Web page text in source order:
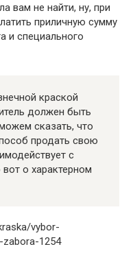
вам не найти, ну, при
приличную сумму
и специального
краской
должен быть
сказать, что
продать свою
с
о характерном
vybor-
1254